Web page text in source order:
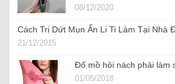
08/12/2020
Cách Trị Dứt Mụn Ẩn Li Ti Làm Tại Nhà
21/12/2015
Đổ mồ hôi nách phải làm
01/05/2018